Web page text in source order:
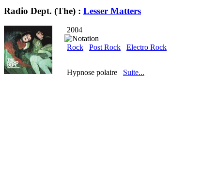
Radio Dept. (The) : Lesser Matters
2004
Rock Post Rock Electro Rock
Hypnose polaire Suite...